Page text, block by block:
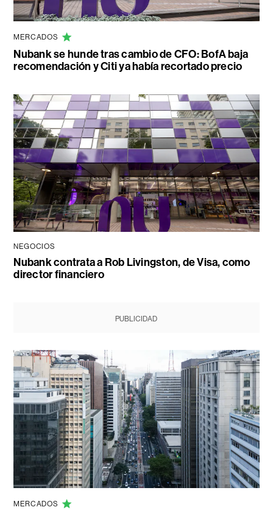
MERCADOS
Nubank se hunde tras cambio de CFO: BofA baja
recomendación y Citi ya había recortado precio
NEGOCIOS
Nubank contrata a Rob Livingston, de Visa, como
director financiero
PUBLICIDAD
MERCADOS